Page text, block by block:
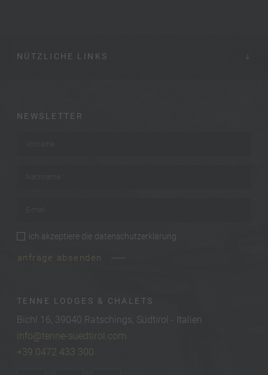
NÜTZLICHE LINKS
NEWSLETTER
privacy
ich akzeptiere die datenschutzerklärung
anfrage absenden
TENNE LODGES & CHALETS
Bichl 16, 39040 Ratschings, Südtirol - Italien
info@tenne-suedtirol.com
+39 0472 433 300